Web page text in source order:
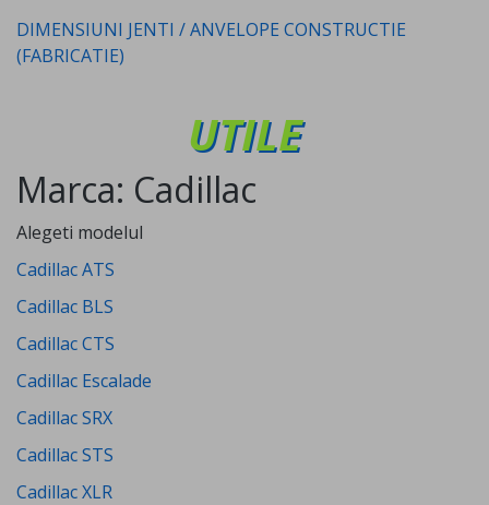
DIMENSIUNI JENTI / ANVELOPE CONSTRUCTIE
(FABRICATIE)
UTILE
Marca: Cadillac
Alegeti modelul
Cadillac ATS
Cadillac BLS
Cadillac CTS
Cadillac Escalade
Cadillac SRX
Cadillac STS
Cadillac XLR